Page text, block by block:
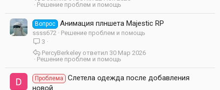
Решение проблем и помощь
Вопрос Анимация плншета Majestic RP
ssss672
Решение проблем и помощь
3
Решение проблем и помощь
30 Мар 2026
PercyBerkeley
Проблема
Слетела одежда после добавления
новой